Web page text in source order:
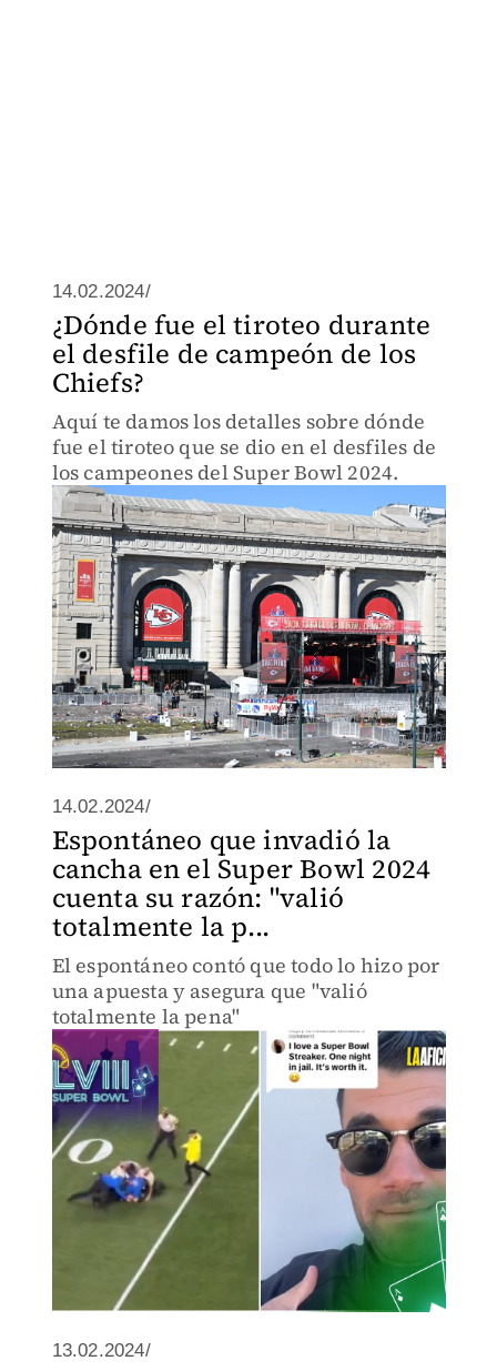
14.02.2024/
¿Dónde fue el tiroteo durante
el desfile de campeón de los
Chiefs?
Aquí te damos los detalles sobre dónde
fue el tiroteo que se dio en el desfiles de
los campeones del Super Bowl 2024.
14.02.2024/
Espontáneo que invadió la
cancha en el Super Bowl 2024
cuenta su razón: "valió
totalmente la p...
El espontáneo contó que todo lo hizo por
una apuesta y asegura que "valió
totalmente la pena"
13.02.2024/